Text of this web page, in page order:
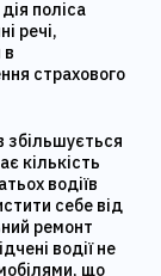
поліса
речі,
в
страхового
збільшується
кількість
водіїв
себе від
ремонт
водії не
що